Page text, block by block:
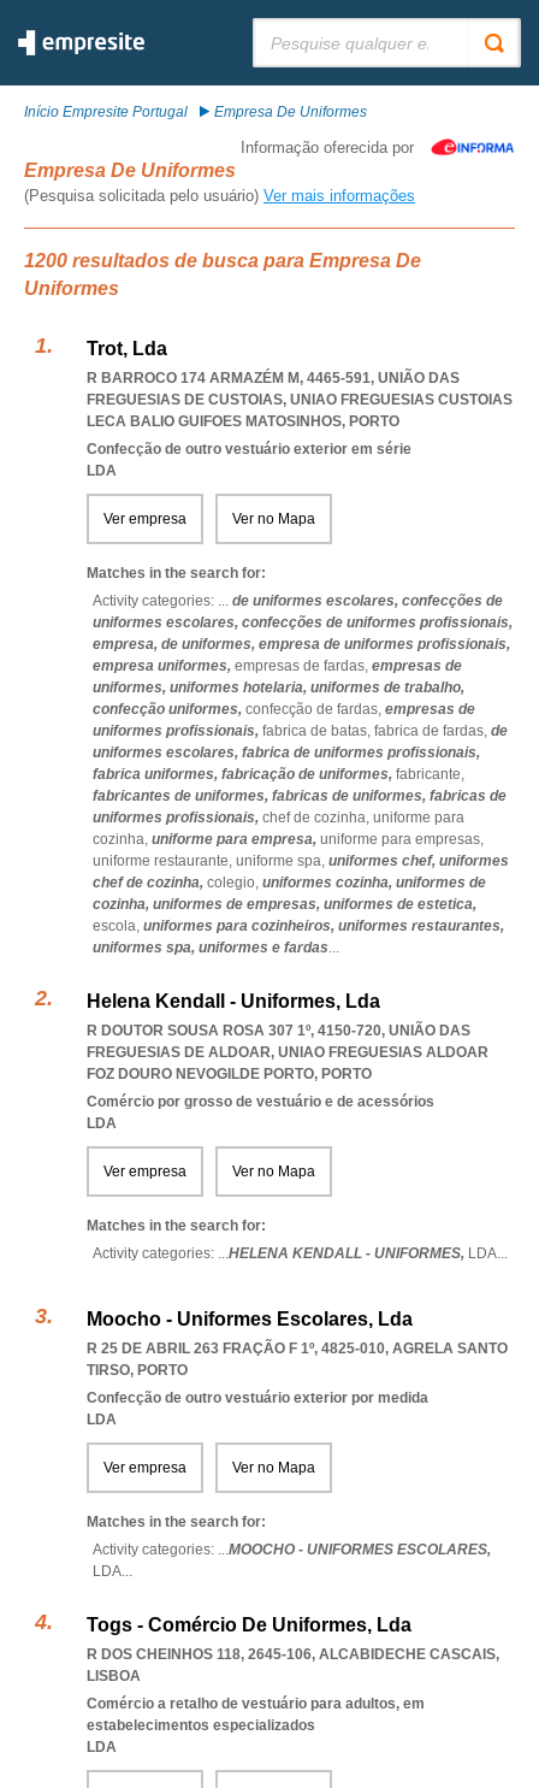
Início Empresite Portugal Empresa De Uniformes
Informação oferecida por
Empresa De Uniformes
(Pesquisa solicitada pelo usuário) Ver mais informações
1200 resultados de busca para Empresa De
Uniformes
Trot, Lda
R BARROCO 174 ARMAZÉM M, 4465-591, UNIÃO DAS
FREGUESIAS DE CUSTOIAS, UNIAO FREGUESIAS CUSTOIAS
LECA BALIO GUIFOES MATOSINHOS, PORTO
Confecção de outro vestuário exterior em série
LDA
Ver empresa Ver no Mapa
Matches in the search for:
Activity categories: ... de uniformes escolares, confecções de
uniformes escolares, confecções de uniformes profissionais,
empresa, de uniformes, empresa de uniformes profissionais,
empresa uniformes, empresas de fardas, empresas de
uniformes, uniformes hotelaria, uniformes de trabalho,
confecção uniformes, confecção de fardas, empresas de
uniformes profissionais, fabrica de batas, fabrica de fardas, de
uniformes escolares, fabrica de uniformes profissionais,
fabrica uniformes, fabricação de uniformes, fabricante,
fabricantes de uniformes, fabricas de uniformes, fabricas de
uniformes profissionais, chef de cozinha, uniforme para
cozinha, uniforme para empresa, uniforme para empresas,
uniforme restaurante, uniforme spa, uniformes chef, uniformes
chef de cozinha, colegio, uniformes cozinha, uniformes de
cozinha, uniformes de empresas, uniformes de estetica,
escola, uniformes para cozinheiros, uniformes restaurantes,
uniformes spa, uniformes e fardas...
Helena Kendall - Uniformes, Lda
R DOUTOR SOUSA ROSA 307 1º, 4150-720, UNIÃO DAS
FREGUESIAS DE ALDOAR, UNIAO FREGUESIAS ALDOAR
FOZ DOURO NEVOGILDE PORTO, PORTO
Comércio por grosso de vestuário e de acessórios
LDA
Ver empresa Ver no Mapa
Matches in the search for:
Activity categories: ...HELENA KENDALL - UNIFORMES, LDA...
Moocho - Uniformes Escolares, Lda
R 25 DE ABRIL 263 FRAÇÃO F 1º, 4825-010, AGRELA SANTO
TIRSO, PORTO
Confecção de outro vestuário exterior por medida
LDA
Ver empresa Ver no Mapa
Matches in the search for:
Activity categories: ...MOOCHO - UNIFORMES ESCOLARES,
LDA...
Togs - Comércio De Uniformes, Lda
R DOS CHEINHOS 118, 2645-106, ALCABIDECHE CASCAIS,
LISBOA
Comércio a retalho de vestuário para adultos, em
estabelecimentos especializados
LDA